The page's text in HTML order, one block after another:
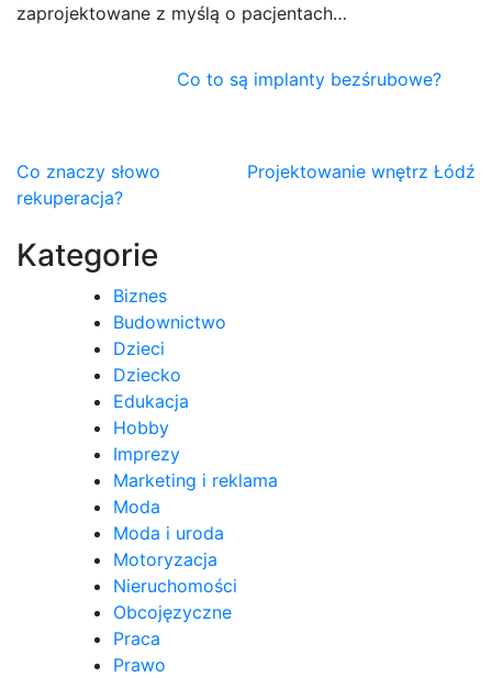
zaprojektowane z myślą o pacjentach…
Co to są implanty bezśrubowe?
Nawigacja
wpisu
Co znaczy słowo
rekuperacja?
Projektowanie wnętrz Łódź
Kategorie
Biznes
Budownictwo
Dzieci
Dziecko
Edukacja
Hobby
Imprezy
Marketing i reklama
Moda
Moda i uroda
Motoryzacja
Nieruchomości
Obcojęzyczne
Praca
Prawo